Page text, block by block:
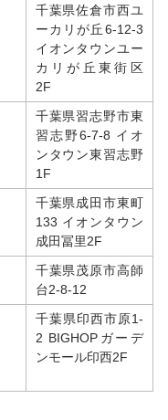
千葉県佐倉市西ユ
ーカリが丘6-12-3
イオンタウンユー
カリが丘東街区
2F
千葉県習志野市東
習志野6-7-8 イオ
ンタウン東習志野
1F
千葉県成田市東町
133 イオンタウン
成田冨里2F
千葉県茂原市高師
台2-8-12
千葉県印西市原1-
2 BIGHOPガーデ
ンモール印西2F